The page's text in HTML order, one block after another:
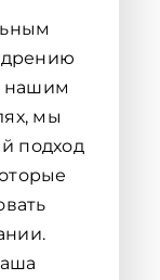
нашим
мы
подход